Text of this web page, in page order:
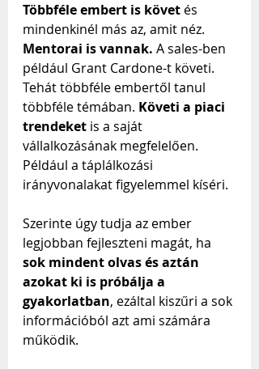
Többféle embert is követ és
mindenkinél más az, amit néz.
Mentorai is vannak. A sales-ben
például Grant Cardone-t követi.
Tehát többféle embertől tanul
többféle témában. Követi a piaci
trendeket is a saját
vállalkozásának megfelelően.
Például a táplálkozási
irányvonalakat figyelemmel kíséri.
Szerinte úgy tudja az ember
legjobban fejleszteni magát, ha
sok mindent olvas és aztán
azokat ki is próbálja a
gyakorlatban, ezáltal kiszűri a sok
információból azt ami számára
működik.